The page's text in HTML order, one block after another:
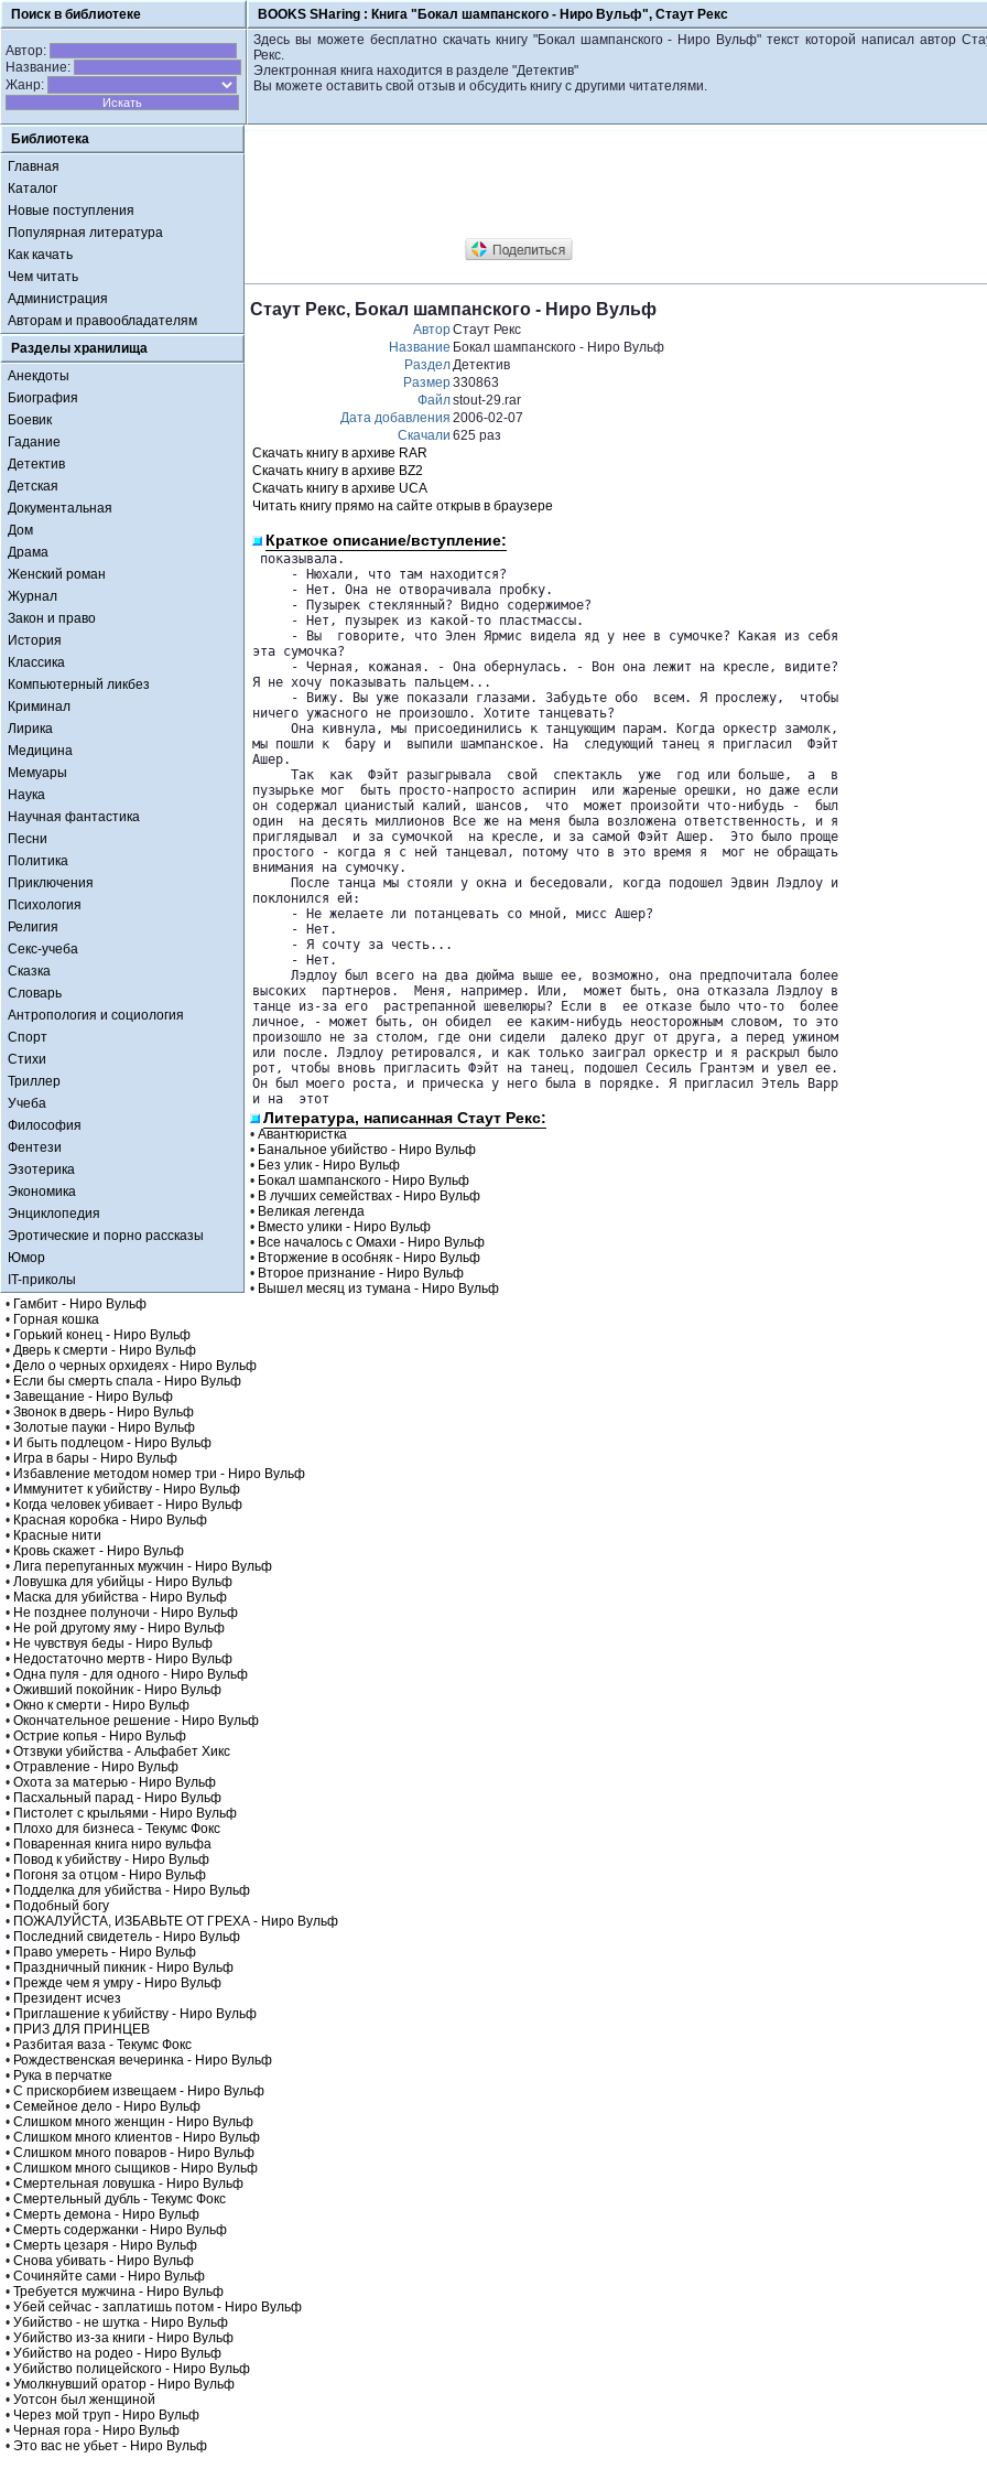
Поиск в библиотеке BOOKS SHaring : Книга "Бокал шампанского - Ниро Вульф", Стаут Рекс
Автор:
Название:
Жанр:
Здесь вы можете бесплатно скачать книгу "Бокал шампанского - Ниро Вульф" текст которой написал автор
Рекс.
Электронная книга находится в разделе "Детектив"
Вы можете оставить свой отзыв и обсудить книгу с другими читателями.
Библиотека
Главная
Каталог
Новые поступления
Популярная литература
Как качать
Чем читать
Администрация
Авторам и правообладателям
Разделы хранилища
Анекдоты
Биография
Боевик
Гадание
Детектив
Детская
Документальная
Дом
Драма
Женский роман
Журнал
Закон и право
История
Классика
Компьютерный ликбез
Криминал
Лирика
Медицина
Мемуары
Наука
Научная фантастика
Песни
Политика
Приключения
Психология
Религия
Секс-учеба
Сказка
Словарь
Антропология и социология
Спорт
Стихи
Триллер
Учеба
Философия
Фентези
Эзотерика
Экономика
Энциклопедия
Эротические и порно рассказы
Юмор
IT-приколы
Стаут Рекс, Бокал шампанского - Ниро Вульф
АвторСтаут Рекс
Название Бокал шампанского - Ниро Вульф
РазделДетектив
Размер330863
Файлstout-29.rar
Дата добавления 2006-02-07
Скачали 625 раз
Скачать книгу в архиве RAR
Скачать книгу в архиве BZ2
Скачать книгу в архиве UCA
Читать книгу прямо на сайте открыв в браузере
Краткое описание/вступление:
показывала.
     - Нюхали, что там находится?
     - Нет. Она не отворачивала пробку.
     - Пузырек стеклянный? Видно содержимое?
     - Нет, пузырек из какой-то пластмассы.
     - Вы  говорите, что Элен Ярмис видела яд у нее в сумочке? Какая из себя
эта сумочка?
     - Черная, кожаная. - Она обернулась. - Вон она лежит на кресле, видите?
Я не хочу показывать пальцем...
     - Вижу. Вы уже показали глазами. Забудьте обо  всем. Я прослежу,  чтобы
ничего ужасного не произошло. Хотите танцевать?
     Она кивнула, мы присоединились к танцующим парам. Когда оркестр замолк,
мы пошли к  бару и  выпили шампанское. На  следующий танец я пригласил  Фэйт
Ашер.
     Так  как  Фэйт разыгрывала  свой  спектакль  уже  год или больше,  а  в
пузырьке мог  быть просто-напросто аспирин  или жареные орешки, но даже если
он содержал цианистый калий, шансов,  что  может произойти что-нибудь -  был
один  на десять миллионов Все же на меня была возложена ответственность, и я
приглядывал  и за сумочкой  на кресле, и за самой Фэйт Ашер.  Это было проще
простого - когда я с ней танцевал, потому что в это время я  мог не обращать
внимания на сумочку.
     После танца мы стояли у окна и беседовали, когда подошел Эдвин Лэдлоу и
поклонился ей:
     - Не желаете ли потанцевать со мной, мисс Ашер?
     - Нет.
     - Я сочту за честь...
     - Нет.
     Лэдлоу был всего на два дюйма выше ее, возможно, она предпочитала более
высоких  партнеров.  Меня, например. Или,  может быть, она отказала Лэдлоу в
танце из-за его  растрепанной шевелюры? Если в  ее отказе было что-то  более
личное, - может быть, он обидел  ее каким-нибудь неосторожным словом, то это
произошло не за столом, где они сидели  далеко друг от друга, а перед ужином
или после. Лэдлоу ретировался, и как только заиграл оркестр и я раскрыл было
рот, чтобы вновь пригласить Фэйт на танец, подошел Сесиль Грантэм и увел ее.
Он был моего роста, и прическа у него была в порядке. Я пригласил Этель Варр
и на  этот
Литература, написанная Стаут Рекс:
• Авантюристка
• Банальное убийство - Ниро Вульф
• Без улик - Ниро Вульф
• Бокал шампанского - Ниро Вульф
• В лучших семействах - Ниро Вульф
• Великая легенда
• Вместо улики - Ниро Вульф
• Все началось с Омахи - Ниро Вульф
• Вторжение в особняк - Ниро Вульф
• Второе признание - Ниро Вульф
• Вышел месяц из тумана - Ниро Вульф
• Гамбит - Ниро Вульф
• Горная кошка
• Горький конец - Ниро Вульф
• Дверь к смерти - Ниро Вульф
• Дело о черных орхидеях - Ниро Вульф
• Если бы смерть спала - Ниро Вульф
• Завещание - Ниро Вульф
• Звонок в дверь - Ниро Вульф
• Золотые пауки - Ниро Вульф
• И быть подлецом - Ниро Вульф
• Игра в бары - Ниро Вульф
• Избавление методом номер три - Ниро Вульф
• Иммунитет к убийству - Ниро Вульф
• Когда человек убивает - Ниро Вульф
• Красная коробка - Ниро Вульф
• Красные нити
• Кровь скажет - Ниро Вульф
• Лига перепуганных мужчин - Ниро Вульф
• Ловушка для убийцы - Ниро Вульф
• Маска для убийства - Ниро Вульф
• Не позднее полуночи - Ниро Вульф
• Не рой другому яму - Ниро Вульф
• Не чувствуя беды - Ниро Вульф
• Недостаточно мертв - Ниро Вульф
• Одна пуля - для одного - Ниро Вульф
• Оживший покойник - Ниро Вульф
• Окно к смерти - Ниро Вульф
• Окончательное решение - Ниро Вульф
• Острие копья - Ниро Вульф
• Отзвуки убийства - Альфабет Хикс
• Отравление - Ниро Вульф
• Охота за матерью - Ниро Вульф
• Пасхальный парад - Ниро Вульф
• Пистолет с крыльями - Ниро Вульф
• Плохо для бизнеса - Текумс Фокс
• Поваренная книга ниро вульфа
• Повод к убийству - Ниро Вульф
• Погоня за отцом - Ниро Вульф
• Подделка для убийства - Ниро Вульф
• Подобный богу
• ПОЖАЛУЙСТА, ИЗБАВЬТЕ ОТ ГРЕХА - Ниро Вульф
• Последний свидетель - Ниро Вульф
• Право умереть - Ниро Вульф
• Праздничный пикник - Ниро Вульф
• Прежде чем я умру - Ниро Вульф
• Президент исчез
• Приглашение к убийству - Ниро Вульф
• ПРИЗ ДЛЯ ПРИНЦЕВ
• Разбитая ваза - Текумс Фокс
• Рождественская вечеринка - Ниро Вульф
• Рука в перчатке
• С прискорбием извещаем - Ниро Вульф
• Семейное дело - Ниро Вульф
• Слишком много женщин - Ниро Вульф
• Слишком много клиентов - Ниро Вульф
• Слишком много поваров - Ниро Вульф
• Слишком много сыщиков - Ниро Вульф
• Смертельная ловушка - Ниро Вульф
• Смертельный дубль - Текумс Фокс
• Смерть демона - Ниро Вульф
• Смерть содержанки - Ниро Вульф
• Смерть цезаря - Ниро Вульф
• Снова убивать - Ниро Вульф
• Сочиняйте сами - Ниро Вульф
• Требуется мужчина - Ниро Вульф
• Убей сейчас - заплатишь потом - Ниро Вульф
• Убийство - не шутка - Ниро Вульф
• Убийство из-за книги - Ниро Вульф
• Убийство на родео - Ниро Вульф
• Убийство полицейского - Ниро Вульф
• Умолкнувший оратор - Ниро Вульф
• Уотсон был женщиной
• Через мой труп - Ниро Вульф
• Черная гора - Ниро Вульф
• Это вас не убьет - Ниро Вульф